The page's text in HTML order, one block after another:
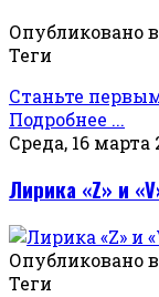
Опубликовано в
Теги
Станьте
Подробнее ...
Среда, 16 марта
Лирика «Z» и
Опубликовано в
Теги